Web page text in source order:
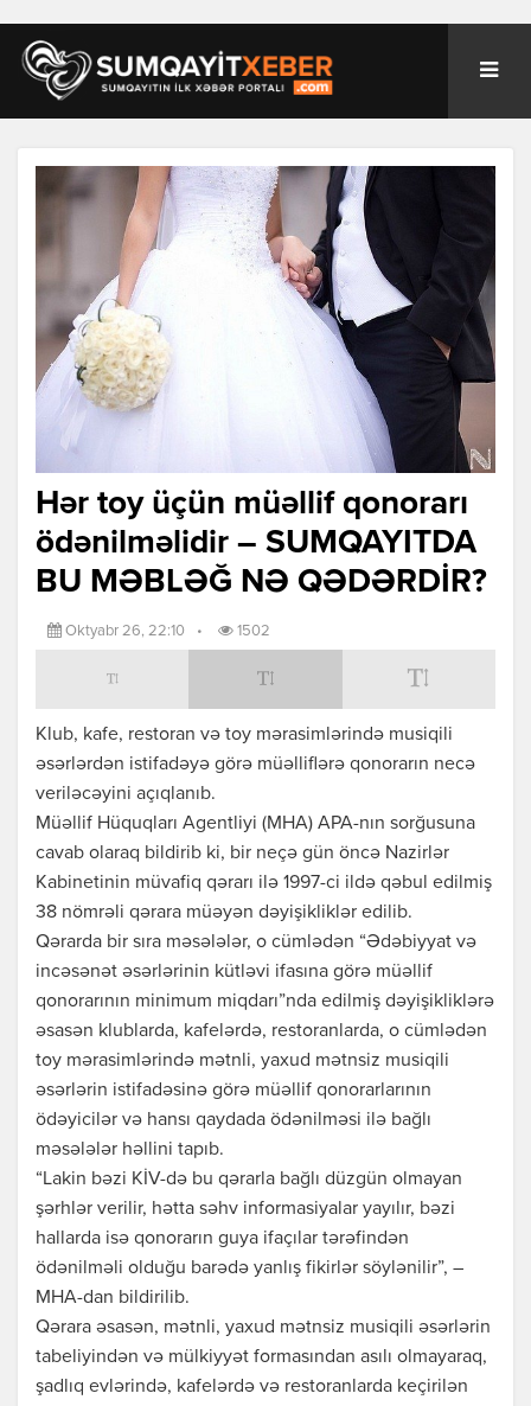
Hər toy üçün müəllif qonorarı
ödənilməlidir – SUMQAYITDA
BU MƏBLƏĞ NƏ QƏDƏRDİR?
Oktyabr 26, 22:10 • 1502
Klub, kafe, restoran və toy mərasimlərində musiqili
əsərlərdən istifadəyə görə müəlliflərə qonorarın necə
veriləcəyini açıqlanıb.
Müəllif Hüquqları Agentliyi (MHA) APA-nın sorğusuna
cavab olaraq bildirib ki, bir neçə gün öncə Nazirlər
Kabinetinin müvafiq qərarı ilə 1997-ci ildə qəbul edilmiş
38 nömrəli qərara müəyən dəyişikliklər edilib.
Qərarda bir sıra məsələlər, o cümlədən “Ədəbiyyat və
incəsənət əsərlərinin kütləvi ifasına görə müəllif
qonorarının minimum miqdarı”nda edilmiş dəyişikliklərə
əsasən klublarda, kafelərdə, restoranlarda, o cümlədən
toy mərasimlərində mətnli, yaxud mətnsiz musiqili
əsərlərin istifadəsinə görə müəllif qonorarlarının
ödəyicilər və hansı qaydada ödənilməsi ilə bağlı
məsələlər həllini tapıb.
“Lakin bəzi KİV-də bu qərarla bağlı düzgün olmayan
şərhlər verilir, hətta səhv informasiyalar yayılır, bəzi
hallarda isə qonorarın guya ifaçılar tərəfindən
ödənilməli olduğu barədə yanlış fikirlər söylənilir”, –
MHA-dan bildirilib.
Qərara əsasən, mətnli, yaxud mətnsiz musiqili əsərlərin
tabeliyindən və mülkiyyət formasından asılı olmayaraq,
şadlıq evlərində, kafelərdə və restoranlarda keçirilən